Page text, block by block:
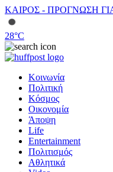
ΚΑΙΡΟΣ - ΠΡΟΓΝΩΣΗ
28°C
Κοινωνία
Πολιτική
Κόσμος
Οικονομία
Άποψη
Life
Entertainment
Πολιτισμός
Αθλητικά